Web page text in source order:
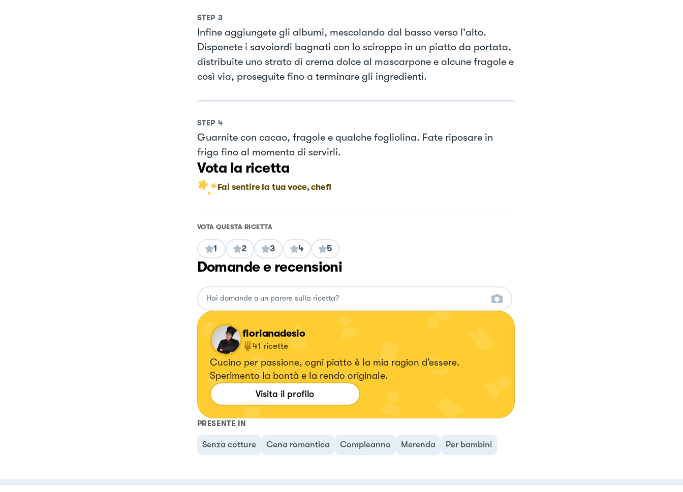
STEP 3
Infine aggiungete gli albumi, mescolando dal basso verso l'alto.
Disponete i savoiardi bagnati con lo sciroppo in un piatto da portata,
distribuite uno strato di crema dolce al mascarpone e alcune fragole e
così via, proseguite fino a terminare gli ingredienti.
STEP 4
Guarnite con cacao, fragole e qualche fogliolina. Fate riposare in
frigo fino al momento di servirli.
Vota la ricetta
Fai sentire la tua voce, chef!
VOTA QUESTA RICETTA
1 2 3 4 5
Domande e recensioni
florianadesio
41 ricette
Cucino per passione, ogni piatto è la mia ragion d’essere.
Sperimento la bontà e la rendo originale.
Visita il profilo
PRESENTE IN
Senza cotture Cena romantica Compleanno Merenda Per bambini